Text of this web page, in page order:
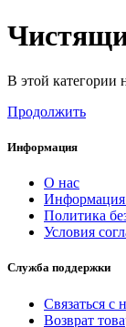
В этой категории
Продолжить
Информация
О нас
Информация
Политика
Условия
Служба поддержки
Связаться с
Возврат